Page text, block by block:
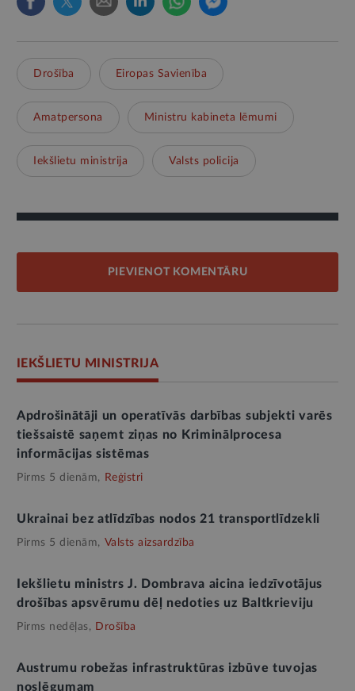
Drošība Eiropas Savienība
Amatpersona Ministru kabineta lēmumi
Iekšlietu ministrija Valsts policija
PIEVIENOT KOMENTĀRU
IEKŠLIETU MINISTRIJA
Apdrošinātāji un operatīvās darbības subjekti varēs
tiešsaistē saņemt ziņas no Kriminālprocesa
informācijas sistēmas
Pirms 5 dienām, Reģistri
Ukrainai bez atlīdzības nodos 21 transportlīdzekli
Pirms 5 dienām, Valsts aizsardzība
Iekšlietu ministrs J. Dombrava aicina iedzīvotājus
drošības apsvērumu dēļ nedoties uz Baltkrieviju
Pirms nedēļas, Drošība
Austrumu robežas infrastruktūras izbūve tuvojas
noslēgumam